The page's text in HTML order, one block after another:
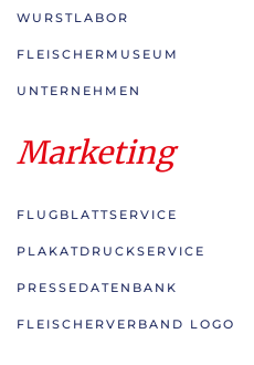
WURSTLABOR
FLEISCHERMUSEUM
UNTERNEHMEN
Marketing
FLUGBLATTSERVICE
PLAKATDRUCKSERVICE
PRESSEDATENBANK
FLEISCHERVERBAND LOGO